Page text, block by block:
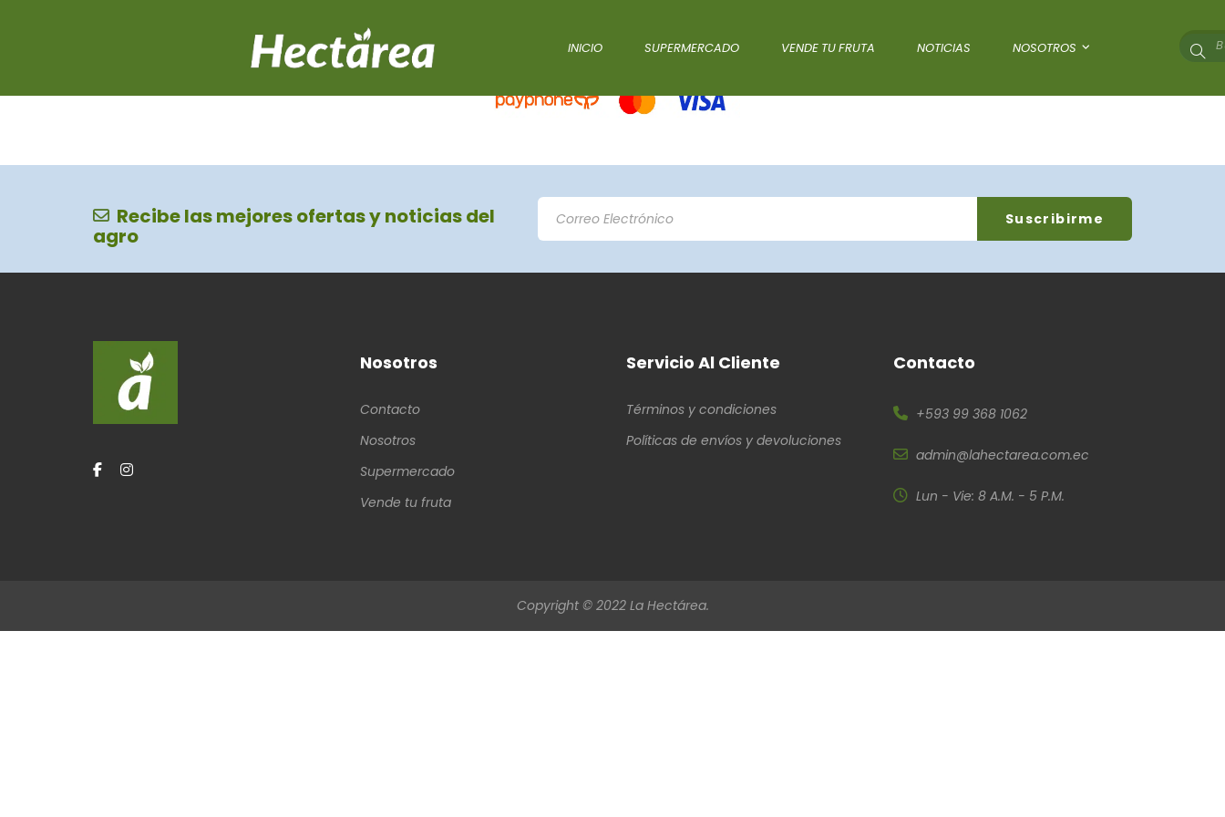
INICIO SUPERMERCADO VENDE TU FRUTA NOTICIAS NOSOTROS
Recibe las mejores ofertas y noticias del
agro
Nosotros
Contacto
Nosotros
Supermercado
Vende tu fruta
Servicio Al Cliente
Términos y condiciones
Políticas de envíos y devoluciones
Contacto
+593 99 368 1062
admin@lahectarea.com.ec
Lun - Vie: 8 A.M. - 5 P.M.
Copyright © 2022 La Hectárea.